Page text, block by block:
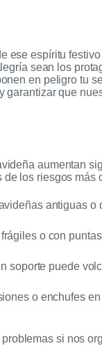
ese espíritu
sean los
en peligro tu
garantizar que
aumentan
los riesgos más
antiguas o
o con
soporte puede
o enchufes
si nos